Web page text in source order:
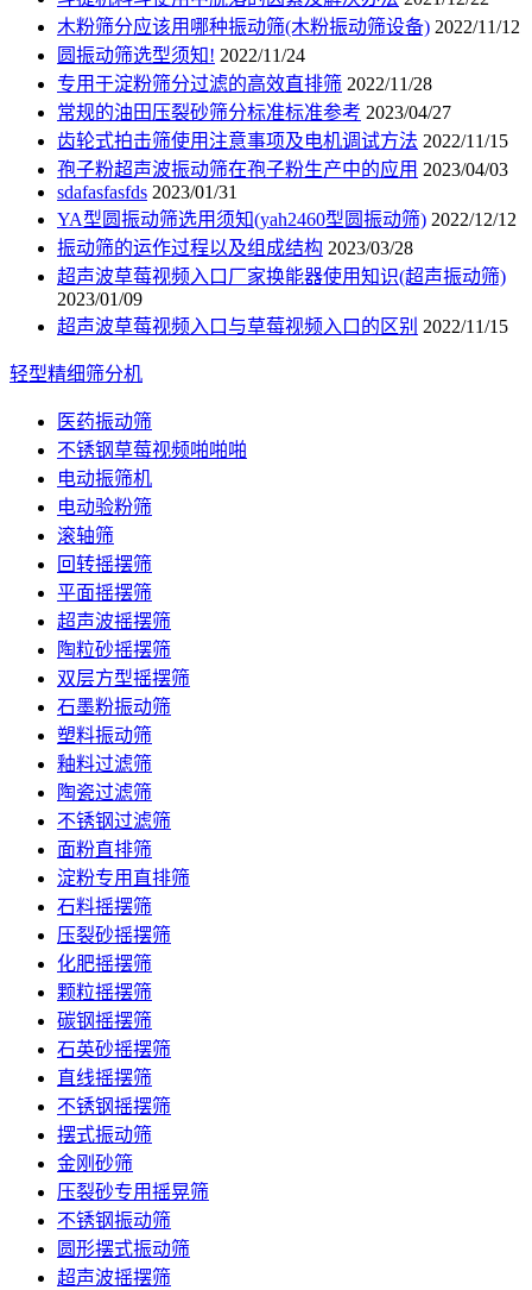
木粉筛分应该用哪种振动筛(木粉振动筛设备) 2022/11/12
圆振动筛选型须知! 2022/11/24
专用于淀粉筛分过滤的高效直排筛 2022/11/28
常规的油田压裂砂筛分标准标准参考 2023/04/27
齿轮式拍击筛使用注意事项及电机调试方法 2022/11/15
孢子粉超声波振动筛在孢子粉生产中的应用 2023/04/03
sdafasfasfds 2023/01/31
YA型圆振动筛选用须知(yah2460型圆振动筛) 2022/12/12
振动筛的运作过程以及组成结构 2023/03/28
超声波草莓视频入口厂家换能器使用知识(超声振动筛)
2023/01/09
超声波草莓视频入口与草莓视频入口的区别 2022/11/15
轻型精细筛分机
医药振动筛
不锈钢草莓视频啪啪啪
电动振筛机
电动验粉筛
滚轴筛
回转摇摆筛
平面摇摆筛
超声波摇摆筛
陶粒砂摇摆筛
双层方型摇摆筛
石墨粉振动筛
塑料振动筛
釉料过滤筛
陶瓷过滤筛
不锈钢过滤筛
面粉直排筛
淀粉专用直排筛
石料摇摆筛
压裂砂摇摆筛
化肥摇摆筛
颗粒摇摆筛
碳钢摇摆筛
石英砂摇摆筛
直线摇摆筛
不锈钢摇摆筛
摆式振动筛
金刚砂筛
压裂砂专用摇晃筛
不锈钢振动筛
圆形摆式振动筛
超声波摇摆筛